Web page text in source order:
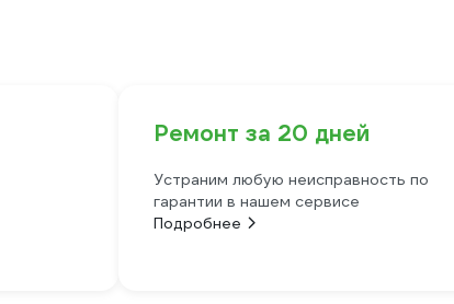
Ремонт за 20 дней
Устраним любую неисправность по
гарантии в нашем сервисе
Подробнее